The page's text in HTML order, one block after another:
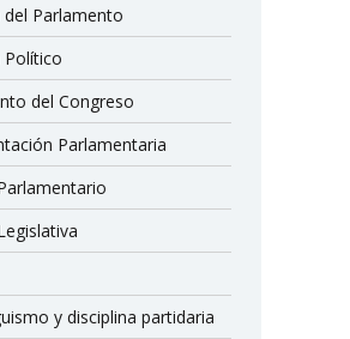
Parlamento
Político
del Congreso
Parlamentaria
y disciplina partidaria